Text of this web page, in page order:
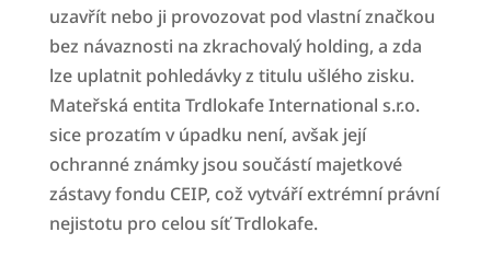
uzavřít nebo ji provozovat pod vlastní značkou
bez návaznosti na zkrachovalý holding, a zda
lze uplatnit pohledávky z titulu ušlého zisku.
Mateřská entita Trdlokafe International s.r.o.
sice prozatím v úpadku není, avšak její
ochranné známky jsou součástí majetkové
zástavy fondu CEIP, což vytváří extrémní právní
nejistotu pro celou síť Trdlokafe.